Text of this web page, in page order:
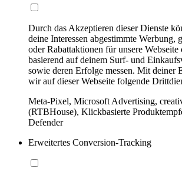
Durch das Akzeptieren dieser Dienste
deine Interessen abgestimmte Werbung,
oder Rabattaktionen für unsere Webseite
basierend auf deinem Surf- und
sowie deren Erfolge messen. Mit deiner
wir auf dieser Webseite folgende
Meta-Pixel, Microsoft Advertising,
(RTBHouse), Klickbasierte
Defender
Erweitertes Conversion-Tracking